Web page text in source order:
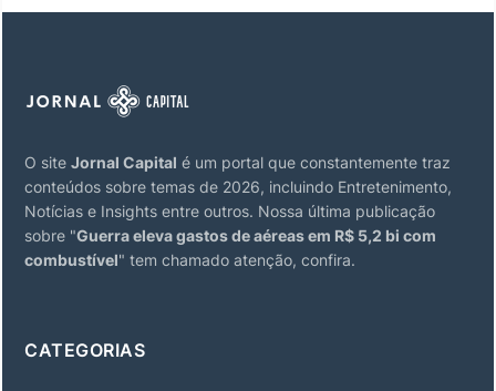
O site Jornal Capital é um portal que constantemente traz
conteúdos sobre temas de 2026, incluindo Entretenimento,
Notícias e Insights entre outros. Nossa última publicação
sobre "Guerra eleva gastos de aéreas em R$ 5,2 bi com
combustível" tem chamado atenção, confira.
CATEGORIAS